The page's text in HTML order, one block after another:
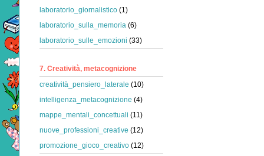
laboratorio_giornalistico (1)
laboratorio_sulla_memoria (6)
laboratorio_sulle_emozioni (33)
7. Creatività, metacognizione
creatività_pensiero_laterale (10)
intelligenza_metacognizione (4)
mappe_mentali_concettuali (11)
nuove_professioni_creative (12)
promozione_gioco_creativo (12)